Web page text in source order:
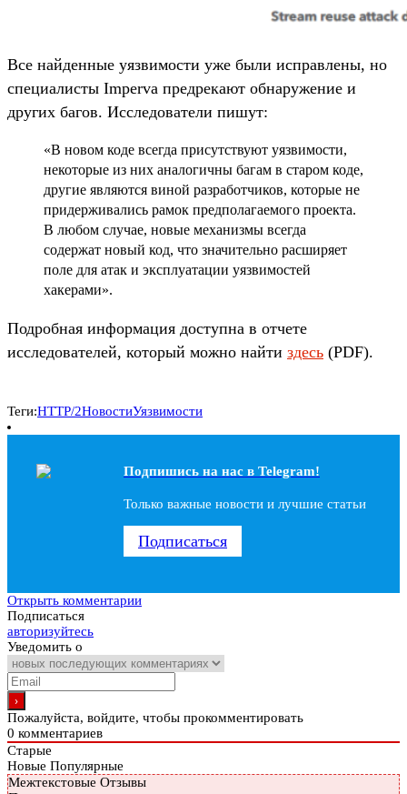
Все найденные уязвимости уже были исправлены, но
специалисты Imperva предрекают обнаружение и
других багов. Исследователи пишут:
«В новом коде всегда присутствуют уязвимости,
некоторые из них аналогичны багам в старом коде,
другие являются виной разработчиков, которые не
придерживались рамок предполагаемого проекта.
В любом случае, новые механизмы всегда
содержат новый код, что значительно расширяет
поле для атак и эксплуатации уязвимостей
хакерами».
Подробная информация доступна в отчете
исследователей, который можно найти здесь (PDF).
Теги:HTTP/2НовостиУязвимости
Подпишись на наc в Telegram!
Только важные новости и лучшие статьи
Подписаться
Открыть комментарии
Подписаться
авторизуйтесь
Уведомить о
Пожалуйста, войдите, чтобы прокомментировать
0 комментариев
Старые
Новые Популярные
Межтекстовые Отзывы